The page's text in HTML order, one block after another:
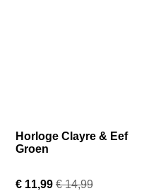
Horloge Clayre & Eef
Groen
€ 11,99 € 14,99